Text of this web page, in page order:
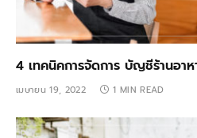
4 เทคนิคการจัดการ บัญชีร้านอา
เมษายน 19, 2022 1 MIN READ